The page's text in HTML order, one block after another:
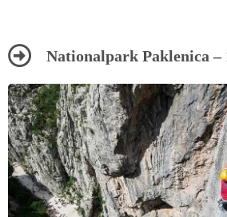
Nationalpark Paklenica –